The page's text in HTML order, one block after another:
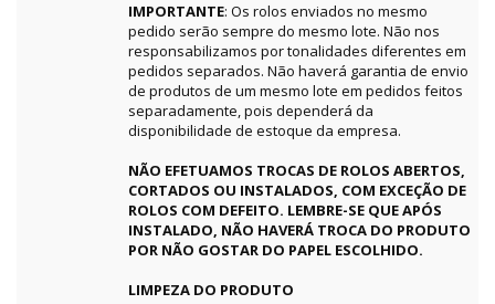
IMPORTANTE: Os rolos enviados no mesmo
pedido serão sempre do mesmo lote. Não nos
responsabilizamos por tonalidades diferentes em
pedidos separados. Não haverá garantia de envio
de produtos de um mesmo lote em pedidos feitos
separadamente, pois dependerá da
disponibilidade de estoque da empresa.
NÃO EFETUAMOS TROCAS DE ROLOS ABERTOS,
CORTADOS OU INSTALADOS, COM EXCEÇÃO DE
ROLOS COM DEFEITO. LEMBRE-SE QUE APÓS
INSTALADO, NÃO HAVERÁ TROCA DO PRODUTO
POR NÃO GOSTAR DO PAPEL ESCOLHIDO.
LIMPEZA DO PRODUTO